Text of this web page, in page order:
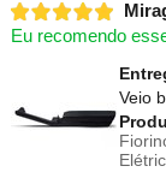
Eu recomendo
Veio